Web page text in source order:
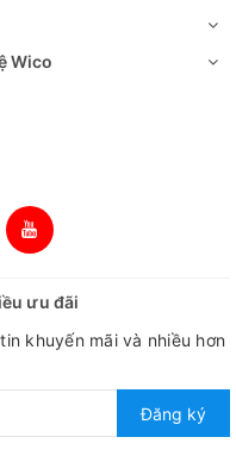
Wico
ưu đãi
khuyến mãi và nhiều hơn
Đăng ký